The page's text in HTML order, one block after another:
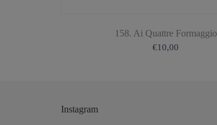
158. Ai Quattre Formaggio
€10,00
Instagram